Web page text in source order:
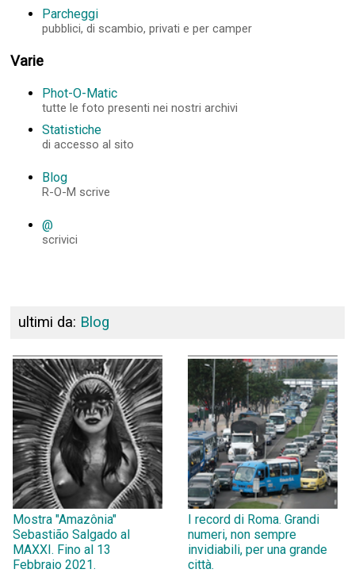
Parcheggi
pubblici, di scambio, privati e per camper
Varie
Phot-O-Matic
tutte le foto presenti nei nostri archivi
Statistiche
di accesso al sito
Blog
R-O-M scrive
@
scrivici
ultimi da: Blog
Mostra "Amazônia"
Sebastião Salgado al
MAXXI. Fino al 13
Febbraio 2021.
I record di Roma. Grandi
numeri, non sempre
invidiabili, per una grande
città.